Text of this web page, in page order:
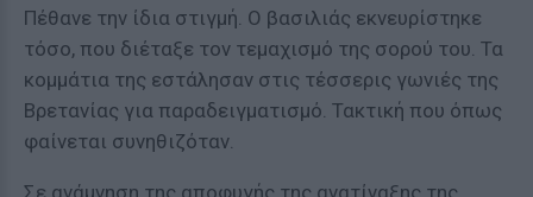
Πέθανε την ίδια στιγμή. Ο βασιλιάς εκνευρίστηκε
τόσο, που διέταξε τον τεμαχισμό της σορού του. Τα
κομμάτια της εστάλησαν στις τέσσερις γωνιές της
Βρετανίας για παραδειγματισμό. Τακτική που όπως
φαίνεται συνηθιζόταν.
Σε ανάμνηση της αποφυγής της ανατίναξης της